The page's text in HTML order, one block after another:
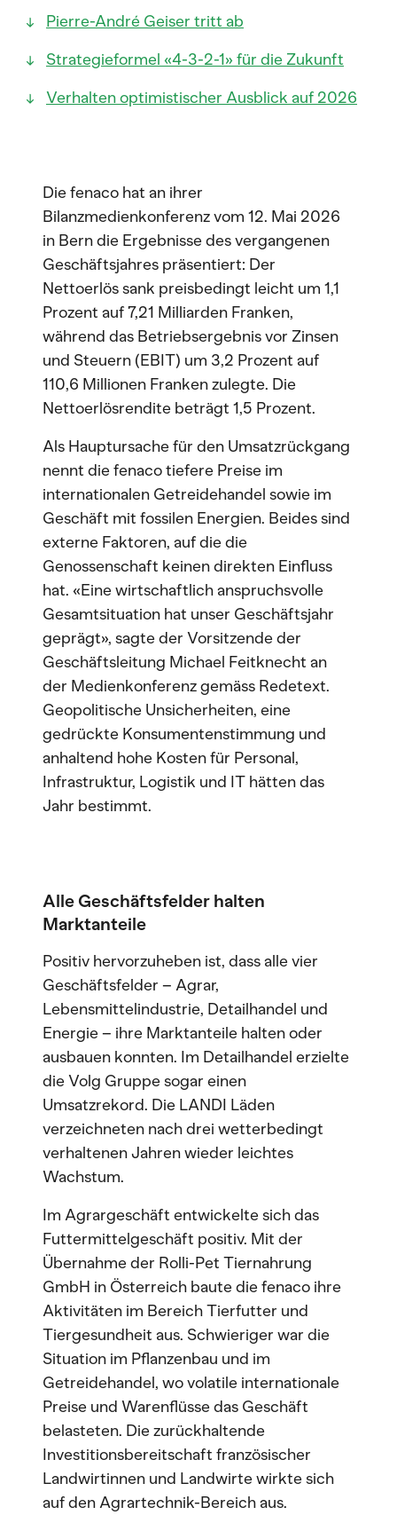
Pierre-André Geiser tritt ab
Strategieformel «4-3-2-1» für die Zukunft
Verhalten optimistischer Ausblick auf 2026
Die fenaco hat an ihrer
Bilanzmedienkonferenz vom 12. Mai 2026
in Bern die Ergebnisse des vergangenen
Geschäftsjahres präsentiert: Der
Nettoerlös sank preisbedingt leicht um 1,1
Prozent auf 7,21 Milliarden Franken,
während das Betriebsergebnis vor Zinsen
und Steuern (EBIT) um 3,2 Prozent auf
110,6 Millionen Franken zulegte. Die
Nettoerlösrendite beträgt 1,5 Prozent.
Als Hauptursache für den Umsatzrückgang
nennt die fenaco tiefere Preise im
internationalen Getreidehandel sowie im
Geschäft mit fossilen Energien. Beides sind
externe Faktoren, auf die die
Genossenschaft keinen direkten Einfluss
hat. «Eine wirtschaftlich anspruchsvolle
Gesamtsituation hat unser Geschäftsjahr
geprägt», sagte der Vorsitzende der
Geschäftsleitung Michael Feitknecht an
der Medienkonferenz gemäss Redetext.
Geopolitische Unsicherheiten, eine
gedrückte Konsumentenstimmung und
anhaltend hohe Kosten für Personal,
Infrastruktur, Logistik und IT hätten das
Jahr bestimmt.
Alle Geschäftsfelder halten
Marktanteile
Positiv hervorzuheben ist, dass alle vier
Geschäftsfelder – Agrar,
Lebensmittelindustrie, Detailhandel und
Energie – ihre Marktanteile halten oder
ausbauen konnten. Im Detailhandel erzielte
die Volg Gruppe sogar einen
Umsatzrekord. Die LANDI Läden
verzeichneten nach drei wetterbedingt
verhaltenen Jahren wieder leichtes
Wachstum.
Im Agrargeschäft entwickelte sich das
Futtermittelgeschäft positiv. Mit der
Übernahme der Rolli-Pet Tiernahrung
GmbH in Österreich baute die fenaco ihre
Aktivitäten im Bereich Tierfutter und
Tiergesundheit aus. Schwieriger war die
Situation im Pflanzenbau und im
Getreidehandel, wo volatile internationale
Preise und Warenflüsse das Geschäft
belasteten. Die zurückhaltende
Investitionsbereitschaft französischer
Landwirtinnen und Landwirte wirkte sich
auf den Agrartechnik-Bereich aus.